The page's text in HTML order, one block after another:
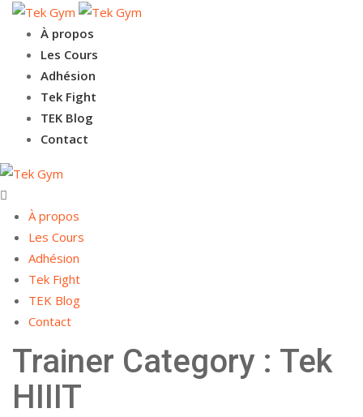
À propos
Les Cours
Adhésion
Tek Fight
TEK Blog
Contact
À propos
Les Cours
Adhésion
Tek Fight
TEK Blog
Contact
Trainer Category : Tek
HIIIT